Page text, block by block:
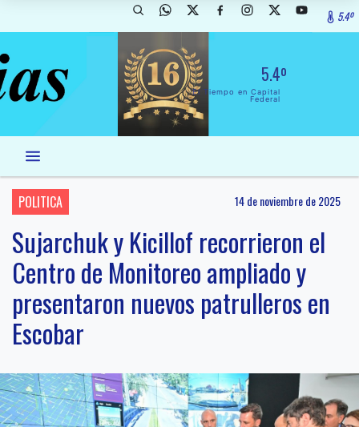
5.4º
5.4º
El Tiempo en Capital
Federal
POLITICA 14 de noviembre de 2025
Sujarchuk y Kicillof recorrieron el
Centro de Monitoreo ampliado y
presentaron nuevos patrulleros en
Escobar